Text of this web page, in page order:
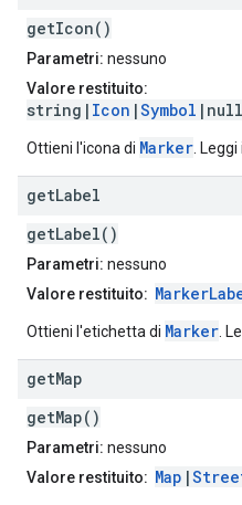
getIcon()
Parametri: nessuno
Valore restituito:
string| Icon |Symbol
Ottieni l'icona di Marker. Leggi i
getLabel
getLabel()
Parametri: nessuno
Valore restituito:
Ottieni l'etichetta di Marker.
getMap
getMap()
Parametri: nessuno
Valore restituito: Map |